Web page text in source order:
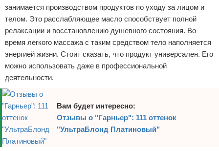
занимается производством продуктов по уходу за лицом и
телом. Это расслабляющее масло способствует полной
релаксации и восстановлению душевного состояния. Во
время легкого массажа с таким средством тело наполняется
энергией жизни. Стоит сказать, что продукт универсален. Его
можно использовать даже в профессиональной
деятельности.
Вам будет интересно:
Отзывы о "Гарньер": 111 оттенок
"УльтраБлонд Платиновый"